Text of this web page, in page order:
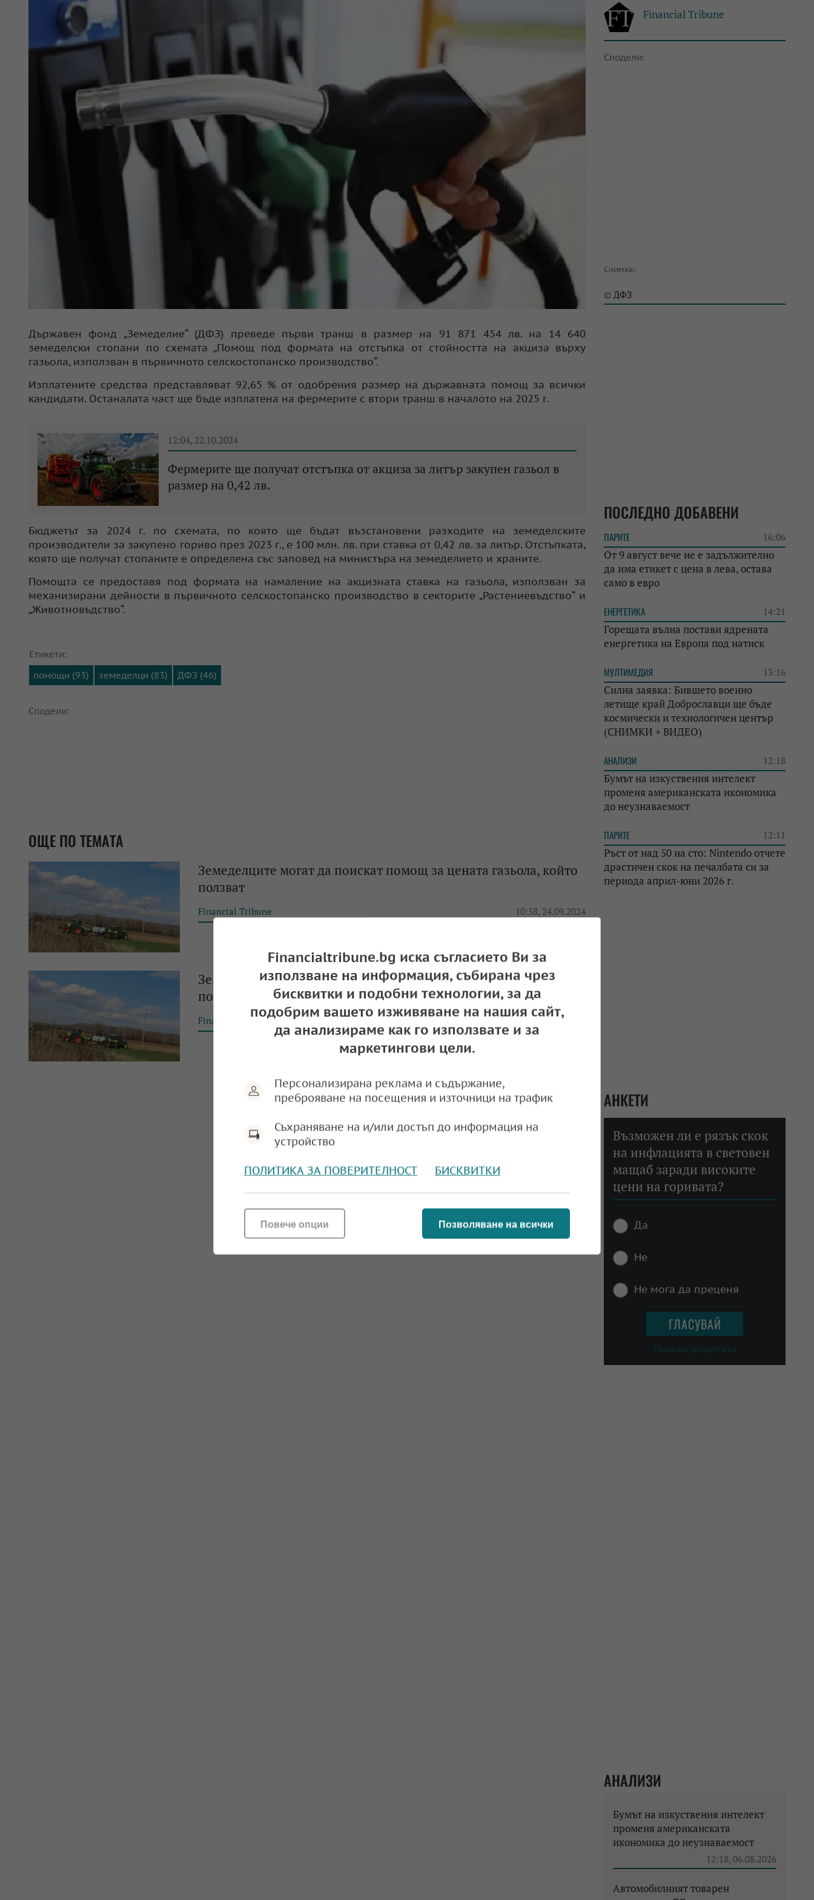
Financial Tribune
Сподели:
Снимка:
© ДФЗ
Държавен фонд „Земеделие“ (ДФЗ) преведе първи транш в размер на 91 871 454 лв. на 14 640
земеделски стопани по схемата „Помощ под формата на отстъпка от стойността на акциза върху
газьола, използван в първичното селскостопанско производство“.
Изплатените средства представляват 92,65 % от одобрения размер на държавната помощ за всички
кандидати. Останалата част ще бъде изплатена на фермерите с втори транш в началото на 2025 г.
12:04, 22.10.2024
Фермерите ще получат отстъпка от акциза за литър закупен газьол в
размер на 0,42 лв.
Бюджетът за 2024 г. по схемата, по която ще бъдат възстановени разходите на земеделските
производители за закупено гориво през 2023 г., е 100 млн. лв. при ставка от 0,42 лв. за литър. Отстъпката,
която ще получат стопаните е определена със заповед на министъра на земеделието и храните.
Помощта се предоставя под формата на намаление на акцизната ставка на газьола, използван за
механизирани дейности в първичното селскостопанско производство в секторите „Растениевъдство“ и
„Животновъдство“.
Етикети:
помощи (93)
земеделци (83) ДФЗ (46)
Сподели:
ОЩЕ ПО ТЕМАТА
Земеделците могат да поискат помощ за цената газьола, който
ползват
Financial Tribune 10:58, 24.09.2024
Земеделските стопани ще подават заявления за държавна
помощ за газьола
Financial Tribune 11:14, 13.08.2024
ПОСЛЕДНО ДОБАВЕНИ
ПАРИТЕ 16:06
От 9 август вече не е задължително
да има етикет с цена в лева, остава
само в евро
ЕНЕРГЕТИКА 14:21
Горещата вълна постави ядрената
енергетика на Европа под натиск
МУЛТИМЕДИЯ 13:16
Силна заявка: Бившето военно
летище край Доброславци ще бъде
космически и технологичен център
(СНИМКИ + ВИДЕО)
АНАЛИЗИ 12:18
Бумът на изкуствения интелект
променя американската икономика
до неузнаваемост
ПАРИТЕ 12:11
Ръст от над 50 на сто: Nintendo отчете
драстичен скок на печалбата си за
периода април-юни 2026 г.
АНКЕТИ
Възможен ли е рязък скок
на инфлацията в световен
мащаб заради високите
цени на горивата?
Да
Не
Не мога да преценя
Покажи резултати
АНАЛИЗИ
Бумът на изкуствения интелект
променя американската
икономика до неузнаваемост
12:18, 06.08.2026
Автомобилният товарен
Financialtribune.bg иска съгласието Ви за
използване на информация, събирана чрез
бисквитки и подобни технологии, за да
подобрим вашето изживяване на нашия сайт,
да анализираме как го използвате и за
маркетингови цели.
Персонализирана реклама и съдържание,
преброяване на посещения и източници на трафик
Съхраняване на и/или достъп до информация на
устройство
ПОЛИТИКА ЗА ПОВЕРИТЕЛНОСТ БИСКВИТКИ
Позволяване на всички
Повече опции